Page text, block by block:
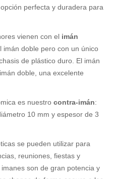
perfecta y duradera para
vienen con el imán
imán doble pero con un único
de plástico duro. El imán
doble, una excelente
es nuestro contra-imán:
10 mm y espesor de 3
se pueden utilizar para
reuniones, fiestas y
son de gran potencia y